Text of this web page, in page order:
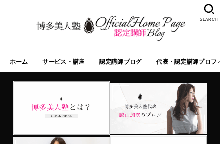
ホーム サービス・講座 認定講師ブログ 代表・認定講師プロフ
SEARCH